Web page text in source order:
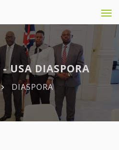
USA DIASPORA
DIASPORA